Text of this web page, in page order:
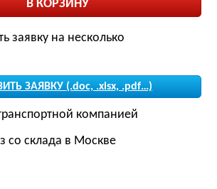
заявку на несколько
ЗАЯВКУ (.doc, .xlsx, .pdf…)
компанией
со склада в Москве